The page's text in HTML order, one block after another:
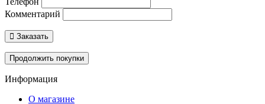
Комментарий
Заказать
Продолжить покупки
Информация
О магазине